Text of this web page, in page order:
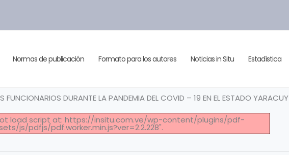
Normas de publicación Formato para los autores Noticias in Situ Estadística
FUNCIONARIOS DURANTE LA PANDEMIA DEL COVID – 19 EN EL ESTADO YARACUY
load script at: https://insitu.com.ve/wp-content/plugins/pdf-
js/pdfjs/pdf.worker.min.js?ver=2.2.228".